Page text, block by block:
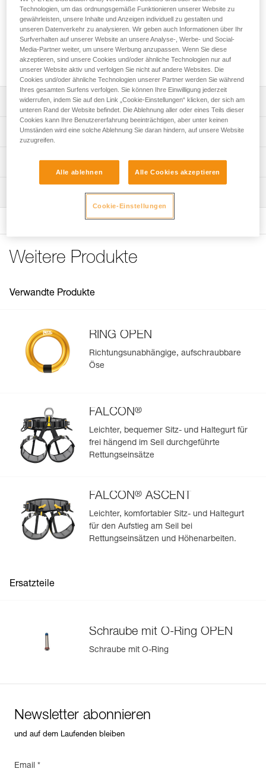
Mit dem RING2SIDE-Zubehör lässt sich eine seitliche
Halteösen aus Gurtband am FALCON- und FALCON
ASCENT-Gurt in eine Halteöse aus Metall umbauen. Die
große Öse und die intuitive Einhängrichtung erleichtern das
Einhängen. Bei Nichtgebrauch lässt es sich einklappen, um
Hängenbleiben zu verhindern.
Leistungsverzeichnis
Zubehör zum Umbauen einer seitlichen Halteöse aus
Gurtband in eine Halteöse aus Metall:
ASCENT,
- besteht aus einer halbstarren Komponente und einem
RING OPEN,
- große Öse und intuitive Einhängrichtung erleichtern das
- lässt sich bei Nichtgebrauch einklappen, um
Technische Spezifikationen
Gewicht: 75 g
Bruchlast quer: 23 kN
Zugrundeliegende Spezifikationen
Garantie : 3 Jahre
Technische Informationen
Gebrauchsanleitung
Das PDF herunterladen technical-notice-RING2SIDE-01
Das PDF herunterladen technical-notice-RING-OPEN-1
Häufige Fragen
Einfache Verwaltung und Überprüfung Ihrer PSA
automatisch hochgeladen.
Importieren und exportieren Sie problemlos die Daten
Ihrer vorhandenen PSA-Bestände.
Sehen Sie sich die Geschichte eines Produkts ab dem
Mehr erfahren
Weitere Produkte
Verwandte Produkte
RING OPEN
Richtungsunabhängige, aufschraubbare
Öse
FALCON®
Leichter, bequemer Sitz- und Haltegurt für
frei hängend im Seil durchgeführte
Rettungseinsätze
FALCON® ASCENT
Leichter, komfortabler Sitz- und Haltegurt
für den Aufstieg am Seil bei
Rettungseinsätzen und Höhenarbeiten.
Ersatzteile
Schraube mit O-Ring OPEN
Schraube mit O-Ring
Newsletter abonnieren
und auf dem Laufenden bleiben
Email *
Technologien, um das ordnungsgemäße Funktionieren unserer Website zu
gewährleisten, unsere Inhalte und Anzeigen individuell zu gestalten und
unseren Datenverkehr zu analysieren. Wir geben auch Informationen über Ihr
Surfverhalten auf unserer Website an unsere Analyse-, Werbe- und Social-
Media-Partner weiter, um unsere Werbung anzupassen. Wenn Sie diese
akzeptieren, sind unsere Cookies und/oder ähnliche Technologien nur auf
unserer Website aktiv und verfolgen Sie nicht auf andere Websites. Die
Cookies und/oder ähnliche Technologien unserer Partner werden Sie während
Ihres gesamten Surfens verfolgen. Sie können Ihre Einwilligung jederzeit
widerrufen, indem Sie auf den Link „Cookie-Einstellungen“ klicken, der sich am
unteren Rand der Website befindet. Die Ablehnung aller oder eines Teils dieser
Cookies kann Ihre Benutzererfahrung beeinträchtigen, aber unter keinen
Umständen wird eine solche Ablehnung Sie daran hindern, auf unsere Website
zuzugreifen.
Alle ablehnen Alle Cookies akzeptieren
Cookie-Einstellungen